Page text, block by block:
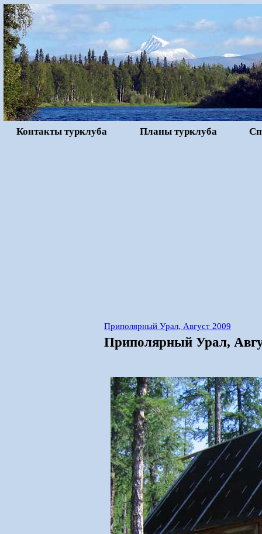
Контакты турклуба Планы турклуба
Приполярный Урал, Август 2009
Приполярный Урал,